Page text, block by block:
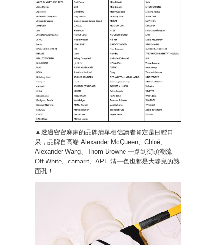
▲透過密密麻麻的品牌清單相信讀者肯定是目瞪口
呆，品牌自高端 Alexander McQueen、Chloé、
Alexander Wang、Thom Browne 一路到街頭潮流
Off-White、carharrt、APE 清一色也都是大夥兒的熟
面孔！